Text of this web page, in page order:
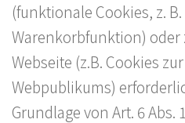
(funktionale Cookies, z.
Warenkorbfunktion)
Webseite (z.B. Cookies
Webpublikums)
Grundlage von Art. 6 Abs.